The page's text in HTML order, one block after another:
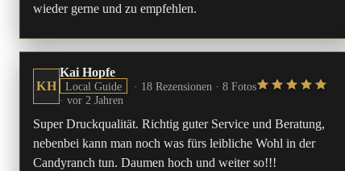
wieder gerne und zu empfehlen.
KH
Kai Hopfe
Local Guide
· 18 Rezensionen · 8 Fotos
·vor 2 Jahren
Super Druckqualität. Richtig guter Service und Beratung,
nebenbei kann man noch was fürs leibliche Wohl in der
Candyranch tun. Daumen hoch und weiter so!!!